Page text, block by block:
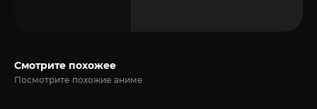
Смотрите похожее
Посмотрите похожие аниме